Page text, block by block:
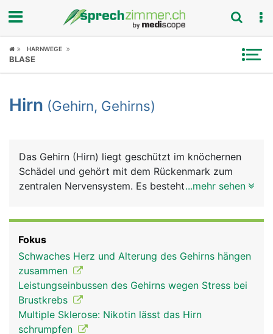
Fokus
Symptome
News
Rubriken
HARNWEGE
BLASE
Hirn (Gehirn, Gehirns)
Das Gehirn (Hirn) liegt geschützt im knöchernen
Schädel und gehört mit dem Rückenmark zum
zentralen Nervensystem. Es besteht grob aus
(Sinneseindrücke) zusammen, werden verarbeitet
und lösen entsprechende Reaktionen aus.
Zuständig für all diese Abläufe sind rund 100
Milliarden Nervenzellen (Hirnzellen), die
untereinander mit unzähligen Kontaktstellen
vernetzt sind und so ein hochkompliziertes
...mehr sehen
Fokus
Schwaches Herz und Alterung des Gehirns hängen
zusammen
Leistungseinbussen des Gehirns wegen Stress bei
Brustkrebs
Multiple Sklerose: Nikotin lässt das Hirn
schrumpfen